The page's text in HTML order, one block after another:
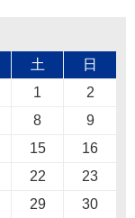
土 日
1
2
8
9
15
16
22
23
29
30